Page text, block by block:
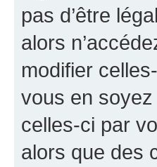
pas d’être
alors
modifier
vous en soyez
celles-ci par
alors que des